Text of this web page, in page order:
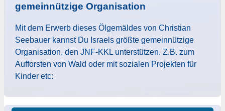
gemeinnützige Organisation
Mit dem Erwerb dieses Ölgemäldes von Christian
Seebauer kannst Du Israels größte gemeinnützige
Organisation, den JNF-KKL unterstützen. Z.B. zum
Aufforsten von Wald oder mit sozialen Projekten für
Kinder etc: